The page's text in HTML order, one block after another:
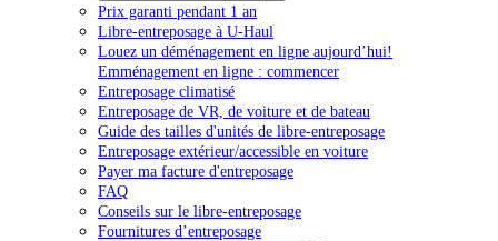
Prix garanti pendant 1 an
Libre-entreposage à U-Haul
Louez un déménagement en ligne aujourd’hui!
Emménagement en ligne : commencer
Entreposage climatisé
Entreposage de VR, de voiture et de bateau
Guide des tailles d'unités de libre-entreposage
Entreposage extérieur/accessible en voiture
Payer ma facture d'entreposage
FAQ
Conseils sur le libre-entreposage
Fournitures d’entreposage